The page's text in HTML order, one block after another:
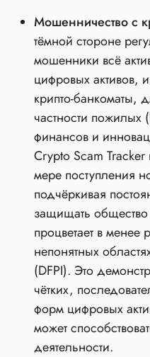
Мошенничество с
тёмной стороне
мошенники всё
цифровых активов,
частности пожилых
финансов и
Crypto Scam
мере поступления
подчёркивая
защищать
процветает в менее
непонятных
(DFPI). Это
чётких,
форм цифровых
может
деятельности.